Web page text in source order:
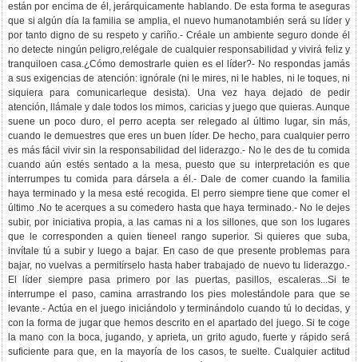
están por encima de él, jerárquicamente hablando. De esta forma te aseguras
que si algún día la familia se amplia, el nuevo humanotambién será su líder y
por tanto digno de su respeto y cariño.- Créale un ambiente seguro donde él
no detecte ningún peligro,relégale de cualquier responsabilidad y vivirá feliz y
tranquiloen casa.¿Cómo demostrarle quien es el líder?- No respondas jamás
a sus exigencias de atención: ignórale (ni le mires, ni le hables, ni le toques, ni
siquiera para comunicarleque desista). Una vez haya dejado de pedir
atención, llámale y dale todos los mimos, caricias y juego que quieras. Aunque
suene un poco duro, el perro acepta ser relegado al último lugar, sin más,
cuando le demuestres que eres un buen líder. De hecho, para cualquier perro
es más fácil vivir sin la responsabilidad del liderazgo.- No le des de tu comida
cuando aún estés sentado a la mesa, puesto que su interpretación es que
interrumpes tu comida para dársela a él.- Dale de comer cuando la familia
haya terminado y la mesa esté recogida. El perro siempre tiene que comer el
último .No te acerques a su comedero hasta que haya terminado.- No le dejes
subir, por iniciativa propia, a las camas ni a los sillones, que son los lugares
que le corresponden a quien tieneel rango superior. Si quieres que suba,
invítale tú a subir y luego a bajar. En caso de que presente problemas para
bajar, no vuelvas a permitírselo hasta haber trabajado de nuevo tu liderazgo.-
El líder siempre pasa primero por las puertas, pasillos, escaleras...Si te
interrumpe el paso, camina arrastrando los pies molestándole para que se
levante.- Actúa en el juego iniciándolo y terminándolo cuando tú lo decidas, y
con la forma de jugar que hemos descrito en el apartado del juego. Si te coge
la mano con la boca, jugando, y aprieta, un grito agudo, fuerte y rápido será
suficiente para que, en la mayoría de los casos, te suelte. Cualquier actitud